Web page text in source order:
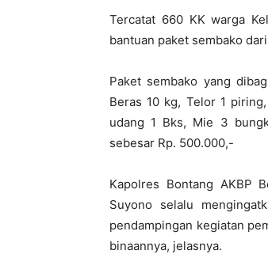
Tercatat 660 KK warga
bantuan paket sembako dari
Paket sembako yang
Beras 10 kg, Telor 1
udang 1 Bks, Mie 3
sebesar Rp. 500.000,-
Kapolres Bontang AKBP
Suyono selalu
pendampingan kegiatan
binaannya, jelasnya.